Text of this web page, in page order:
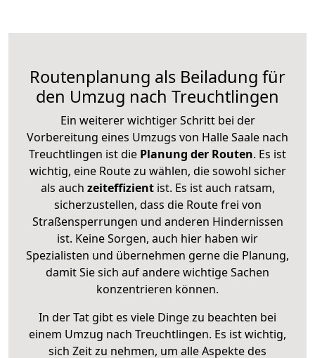
Routenplanung als Beiladung für
den Umzug nach Treuchtlingen
Ein weiterer wichtiger Schritt bei der
Vorbereitung eines Umzugs von Halle Saale nach
Treuchtlingen ist die Planung der Routen. Es ist
wichtig, eine Route zu wählen, die sowohl sicher
als auch zeiteffizientist. Es ist auch ratsam,
sicherzustellen, dass die Route frei von
Straßensperrungen und anderen Hindernissen
ist. Keine Sorgen, auch hier haben wir
Spezialisten und übernehmen gerne die Planung,
damit Sie sich auf andere wichtige Sachen
konzentrieren können.
In der Tat gibt es viele Dinge zu beachten bei
einem Umzug nach Treuchtlingen. Es ist wichtig,
sich Zeit zu nehmen, um alle Aspekte des